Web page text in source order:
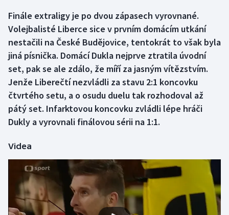
Box
Curling
Dostihy
Florbal
Futsal
Gymnastika
Házená
Jezdectví
Finále extraligy je po dvou zápasech vyrovnané.
Volejbalisté Liberce sice v prvním domácím utkání
nestačili na České Budějovice, tentokrát to však byla
jiná písnička. Domácí Dukla nejprve ztratila úvodní
set, pak se ale zdálo, že míří za jasným vítězstvím.
Jenže Liberečtí nezvládli za stavu 2:1 koncovku
čtvrtého setu, a o osudu duelu tak rozhodoval až
pátý set. Infarktovou koncovku zvládli lépe hráči
Dukly a vyrovnali finálovou sérii na 1:1.
Videa